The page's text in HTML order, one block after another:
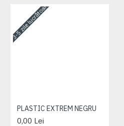
3-5 zile lucrătoare
PLASTIC EXTREM NEGRU
0,00 Lei